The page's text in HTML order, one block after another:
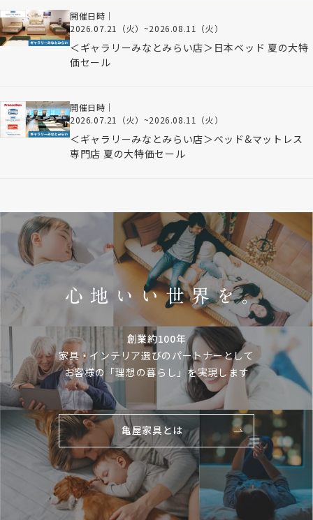
開催日時｜
2026.07.21（火） ~2026.08.11（火）
＜ギャラリーみなとみらい店＞日本ベッド 夏の大特
価セール
開催日時｜
2026.07.21（火） ~2026.08.11（火）
＜ギャラリーみなとみらい店＞ベッド&マットレス
専門店 夏の大特価セール
創業約100年
家具・インテリア選びのパートナーとして
お客様の「理想の暮らし」を実現します
亀屋家具とは